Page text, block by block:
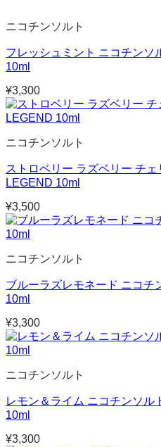
ニコチンソルト
フレッシュミント ニコチン
10ml
¥3,300
ニコチンソルト
ストロベリー ラズベリー チ
LEGEND 10ml
¥3,500
ニコチンソルト
ブルーラズレモネード ニコチ
10ml
¥3,300
ニコチンソルト
レモン＆ライム ニコチンソ
10ml
¥3,300